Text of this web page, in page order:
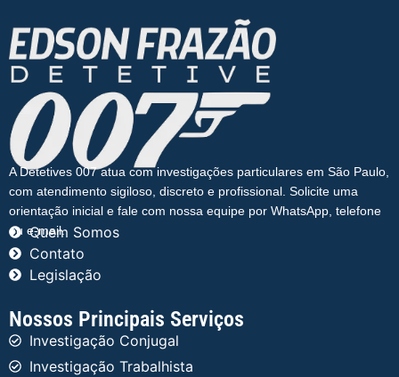
A Detetives 007 atua com investigações particulares em São Paulo,
com atendimento sigiloso, discreto e profissional. Solicite uma
orientação inicial e fale com nossa equipe por WhatsApp, telefone
ou e-mail.
Quem Somos
Contato
Legislação
Nossos Principais Serviços
Investigação Conjugal
Investigação Trabalhista